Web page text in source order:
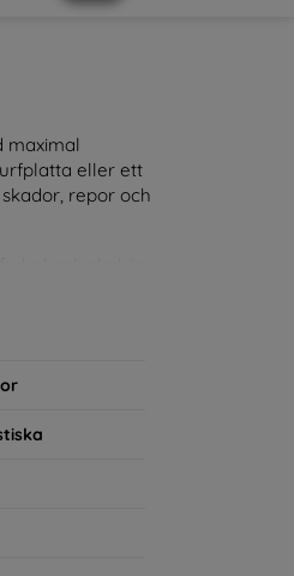
maximal
eller ett
repor och
teknikälskare